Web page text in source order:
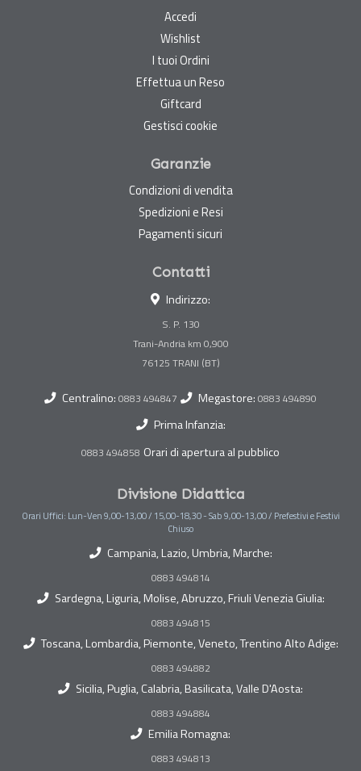
Accedi
Wishlist
I tuoi Ordini
Effettua un Reso
Giftcard
Gestisci cookie
Garanzie
Condizioni di vendita
Spedizioni e Resi
Pagamenti sicuri
Contatti
Indirizzo:
S. P. 130
Trani-Andria km 0,900
Centralino: 0883 494847 Megastore: 0883 494890
Prima Infanzia:
0883 494858 Orari di apertura al pubblico
Divisione Didattica
Orari Uffici: Lun-Ven 9,00-13,00 / 15,00-18,30 - Sab 9,00-13,00 / Prefestivi e Festivi
Chiuso
Campania, Lazio, Umbria, Marche:
0883 494814
Sardegna, Liguria, Molise, Abruzzo, Friuli Venezia Giulia:
0883 494815
Toscana, Lombardia, Piemonte, Veneto, Trentino Alto Adige:
0883 494882
Sicilia, Puglia, Calabria, Basilicata, Valle D'Aosta:
0883 494884
Emilia Romagna:
0883 494813